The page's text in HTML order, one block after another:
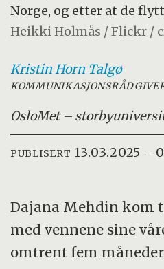
Norge, og etter at de
Heikki Holmås / Flickr /
Kristin Horn Talgø
OsloMet –
PUBLISERT 13.03.2025 -
Dajana Mehdin kom
med vennene sine
omtrent fem